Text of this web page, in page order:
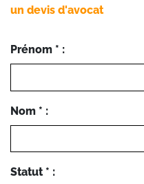
un devis d'avocat
Prénom * :
Nom * :
Statut * :